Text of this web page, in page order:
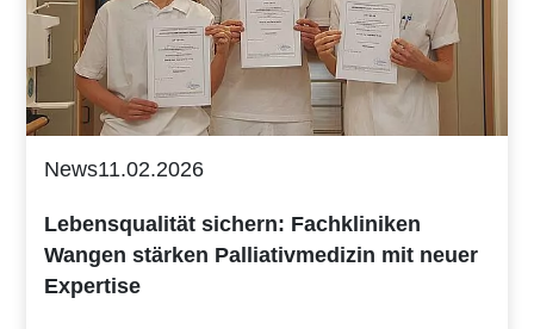
News11.02.2026
Lebensqualität sichern: Fachkliniken
Wangen stärken Palliativmedizin mit neuer
Expertise